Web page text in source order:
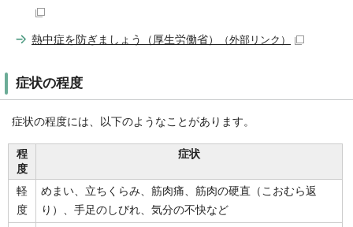
熱中症を防ぎましょう（厚生労働省） （外部リンク）
症状の程度
症状の程度には、以下のようなことがあります。
程
度
症状
軽
度
めまい、立ちくらみ、筋肉痛、筋肉の硬直（こおむら返
り）、手足のしびれ、気分の不快など